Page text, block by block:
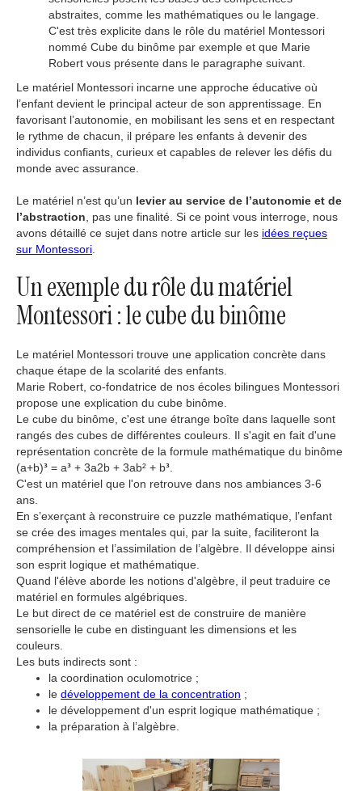
abstraites, comme les mathématiques ou le langage.
C'est très explicite dans le rôle du matériel Montessori
nommé Cube du binôme par exemple et que Marie
Robert vous présente dans le paragraphe suivant.
Le matériel Montessori incarne une approche éducative où
l’enfant devient le principal acteur de son apprentissage. En
favorisant l’autonomie, en mobilisant les sens et en respectant
le rythme de chacun, il prépare les enfants à devenir des
individus confiants, curieux et capables de relever les défis du
monde avec assurance.
Le matériel n’est qu’un levier au service de l’autonomie et de
l’abstraction , pas une finalité. Si ce point vous interroge, nous
avons détaillé ce sujet dans notre article sur les idées reçues
sur Montessori
Un exemple du rôle du matériel
Montessori : le cube du binôme
Le matériel Montessori trouve une application concrète dans
chaque étape de la scolarité des enfants.
Marie Robert, co-fondatrice de nos écoles bilingues Montessori
propose une explication du cube binôme.
Le cube du binôme, c'est une étrange boîte dans laquelle sont
rangés des cubes de différentes couleurs. Il s'agit en fait d'une
représentation concrète de la formule mathématique du binôme
(a+b)³ = a³ + 3a2b + 3ab² + b³
C'est un matériel que l'on retrouve dans nos ambiances 3-6
ans.
En s’exerçant à reconstruire ce puzzle mathématique, l’enfant
se crée des images mentales qui, par la suite, faciliteront la
compréhension et l’assimilation de l’algèbre. Il développe ainsi
son esprit logique et mathématique.
Quand l'élève aborde les notions d'algèbre, il peut traduire ce
matériel en formules algébriques.
Le but direct de ce matériel est de construire de manière
sensorielle le cube en distinguant les dimensions et les
couleurs.
Les buts indirects sont :
la coordination oculomotrice ;
le développement de la concentration ;
le développement d'un esprit logique mathématique ;
la préparation à l’algèbre.